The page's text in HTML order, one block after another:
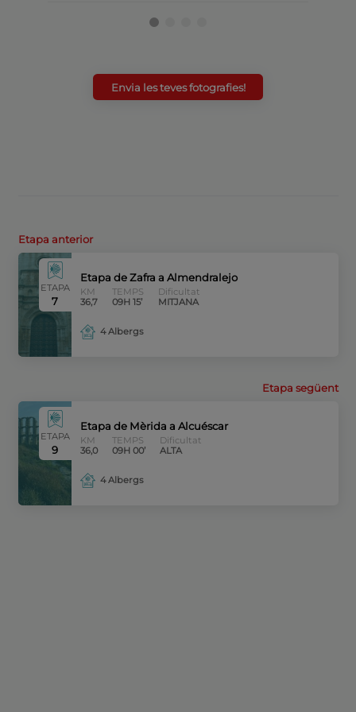
Envia les teves fotografies!
Etapa anterior
ETAPA
7
Etapa de Zafra a Almendralejo
KM
36,7
TEMPS
09H 15’
Dificultat
MITJANA
4 Albergs
Etapa següent
ETAPA
9
Etapa de Mèrida a Alcuéscar
KM
36,0
TEMPS
09H 00’
Dificultat
ALTA
4 Albergs